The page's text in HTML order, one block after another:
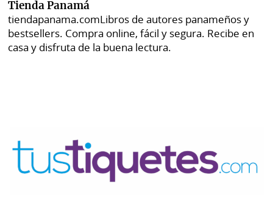
Tienda Panamá
tiendapanama.comLibros de autores panameños y
bestsellers. Compra online, fácil y segura. Recibe en
casa y disfruta de la buena lectura.